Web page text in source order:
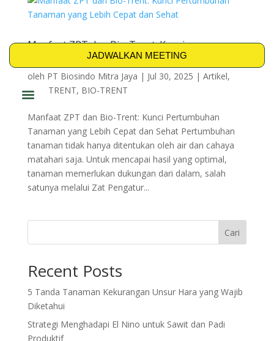
JADWALKAN MEETING
Manfaat ZPT dan Bio-Trent: Kunci
Pertumbuhan Tanaman yang Lebih Cepat dan
Sehat
oleh PT Biosindo Mitra Jaya | Jul 30, 2025 | Artikel,
AZO-TRENT, BIO-TRENT
Manfaat ZPT dan Bio-Trent: Kunci Pertumbuhan
Tanaman yang Lebih Cepat dan Sehat Pertumbuhan
tanaman tidak hanya ditentukan oleh air dan cahaya
matahari saja. Untuk mencapai hasil yang optimal,
tanaman memerlukan dukungan dari dalam, salah
satunya melalui Zat Pengatur...
Cari
Recent Posts
5 Tanda Tanaman Kekurangan Unsur Hara yang Wajib
Diketahui
Strategi Menghadapi El Nino untuk Sawit dan Padi
Produktif